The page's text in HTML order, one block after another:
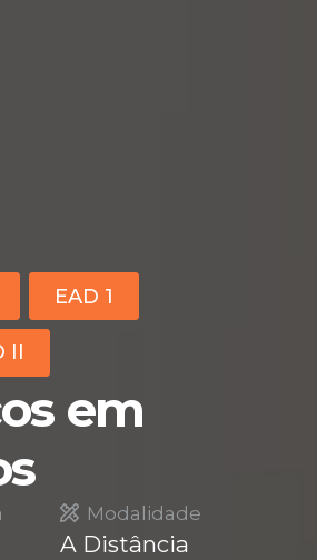
EAD 1
II
em
Modalidade
A Distância